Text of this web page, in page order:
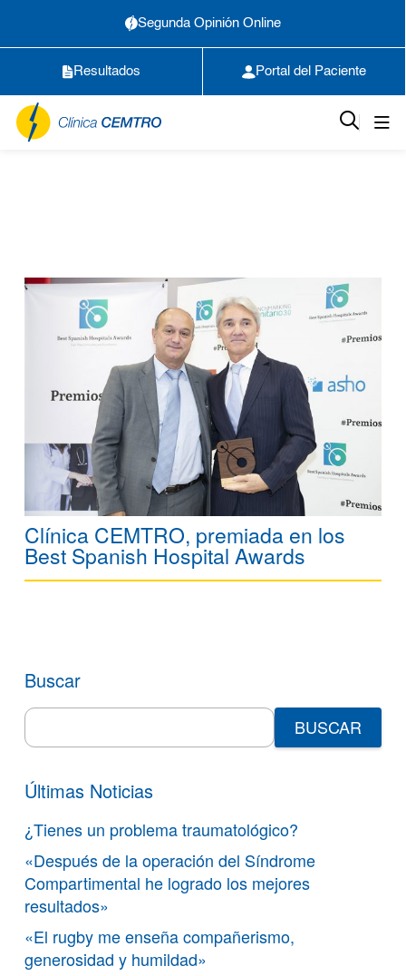
Segunda Opinión Online
Resultados Portal del Paciente
Clínica CEMTRO, premiada en los
Best Spanish Hospital Awards
Buscar
Search
for:
Últimas Noticias
¿Tienes un problema traumatológico?
«Después de la operación del Síndrome
Compartimental he logrado los mejores
resultados»
«El rugby me enseña compañerismo,
generosidad y humildad»